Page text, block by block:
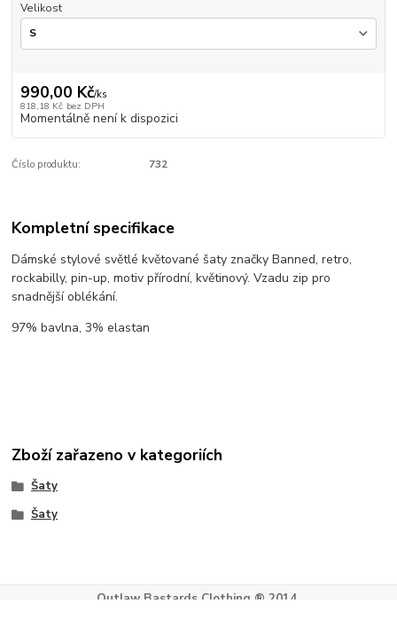
Velikost
990,00 Kč/ks
818,18 Kč bez DPH
Momentálně není k dispozici
Číslo produktu: 732
Kompletní specifikace
Dámské stylové světlé květované šaty značky Banned, retro,
rockabilly, pin-up, motiv přírodní, květinový. Vzadu zip pro
snadnější oblékání.
97% bavlna, 3% elastan
Zboží zařazeno v kategoriích
Šaty
Šaty
Outlaw Bastards Clothing ® 2014